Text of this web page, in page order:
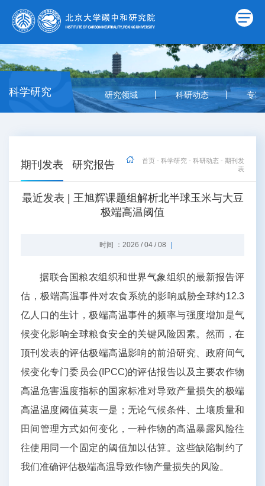
科学研究 研究领域 科研动态 专家
期刊发表 研究报告 首页 - 科学研究 - 科研动态 - 期刊发
表
最近发表 | 王旭辉课题组解析北半球玉米与大豆
极端高温阈值
时间 ：2026 / 04 / 08
据联合国粮农组织和世界气象组织的最新报告评
估，极端高温事件对农食系统的影响威胁全球约12.3
亿人口的生计，极端高温事件的频率与强度增加是气
候变化影响全球粮食安全的关键风险因素。然而，在
顶刊发表的评估极端高温影响的前沿研究、政府间气
候变化专门委员会(IPCC)的评估报告以及主要农作物
高温危害温度指标的国家标准对导致产量损失的极端
高温温度阈值莫衷一是；无论气候条件、土壤质量和
田间管理方式如何变化，一种作物的高温暴露风险往
往使用同一个固定的阈值加以估算。这些缺陷制约了
我们准确评估极端高温导致作物产量损失的风险。